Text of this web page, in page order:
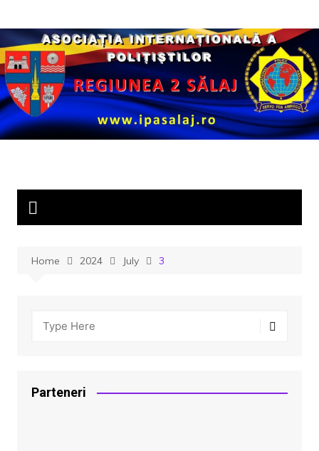
to
content
Home 2024 July 3
Parteneri